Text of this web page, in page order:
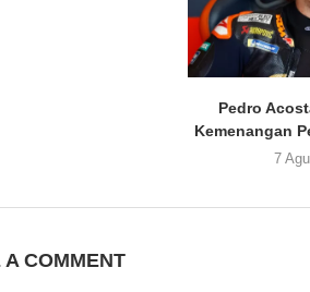
Pedro
Kemenangan
7
A COMMENT